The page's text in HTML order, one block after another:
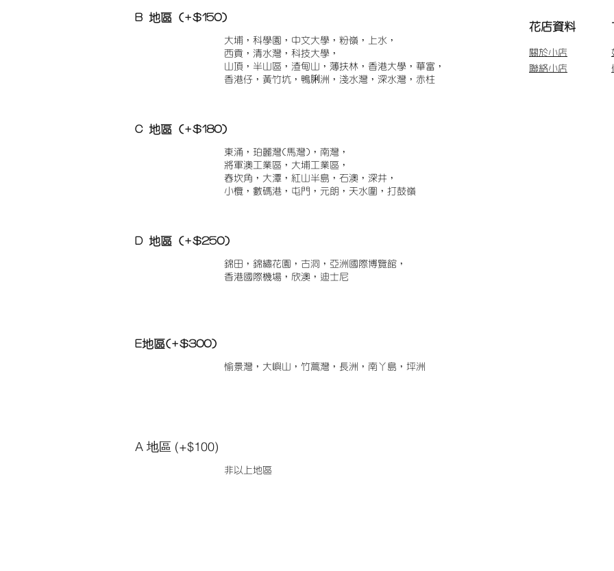
B 地區 (+$150)
大埔，科學園，中文大學，粉嶺，上水，
西貢，清水灣，科技大學，
山頂，半山區，渣甸山，薄扶林，香港大學，華富，
香港仔，黃竹坑，鴨脷洲，淺水灣，深水灣，赤柱
C 地區 (+$180)
東涌，珀麗灣(馬灣)，南灣，
將軍澳工業區，大埔工業區，
舂坎角，大潭，紅山半島，石澳，深井，
小欖，數碼港，屯門，元朗，天水圍，打鼓嶺
D 地區 (+$250)
錦田，錦繡花園，古洞，亞洲國際博覽館，
香港國際機場，欣澳，迪士尼
E地區(+$300)
愉景灣，大嶼山，竹蒿灣，長洲，南丫島，坪洲
A 地區 (+$100)
非以上地區
​花店資料
關於小店
聯絡小店